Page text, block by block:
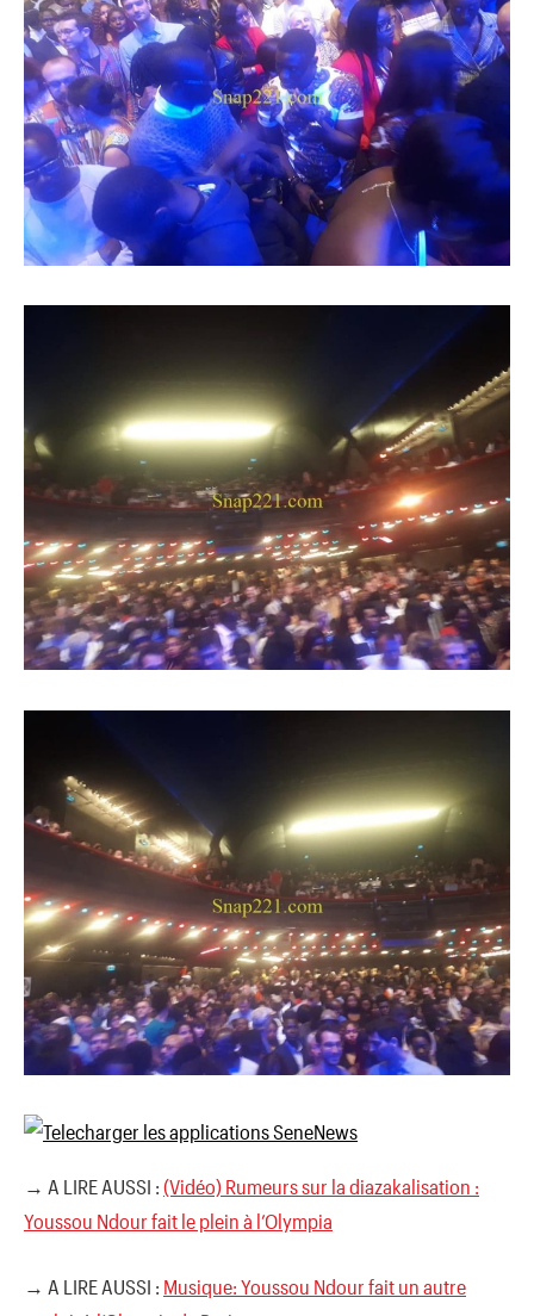
→ A LIRE AUSSI : (Vidéo) Rumeurs sur la diazakalisation :
Youssou Ndour fait le plein à l’Olympia
→ A LIRE AUSSI : Musique: Youssou Ndour fait un autre